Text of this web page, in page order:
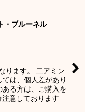
・ブルーネル
ります。 二アミン
は、個人差があり
ある方は、ご購入を
意しております